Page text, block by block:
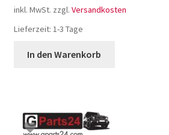
inkl. MwSt. zzgl. Versandkosten
Lieferzeit: 1-3 Tage
In den Warenkorb